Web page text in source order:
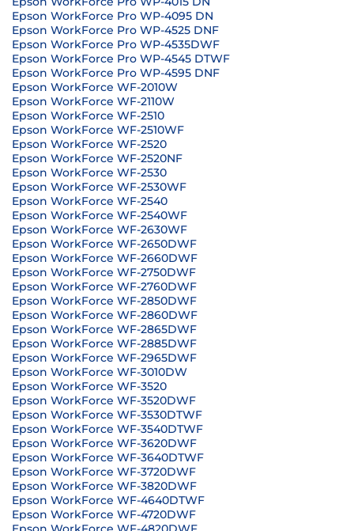
Epson WorkForce Pro WP-4095 DN
Epson WorkForce Pro WP-4525 DNF
Epson WorkForce Pro WP-4535DWF
Epson WorkForce Pro WP-4545 DTWF
Epson WorkForce Pro WP-4595 DNF
Epson WorkForce WF-2010W
Epson WorkForce WF-2110W
Epson WorkForce WF-2510
Epson WorkForce WF-2510WF
Epson WorkForce WF-2520
Epson WorkForce WF-2520NF
Epson WorkForce WF-2530
Epson WorkForce WF-2530WF
Epson WorkForce WF-2540
Epson WorkForce WF-2540WF
Epson WorkForce WF-2630WF
Epson WorkForce WF-2650DWF
Epson WorkForce WF-2660DWF
Epson WorkForce WF-2750DWF
Epson WorkForce WF-2760DWF
Epson WorkForce WF-2850DWF
Epson WorkForce WF-2860DWF
Epson WorkForce WF-2865DWF
Epson WorkForce WF-2885DWF
Epson WorkForce WF-2965DWF
Epson WorkForce WF-3010DW
Epson WorkForce WF-3520
Epson WorkForce WF-3520DWF
Epson WorkForce WF-3530DTWF
Epson WorkForce WF-3540DTWF
Epson WorkForce WF-3620DWF
Epson WorkForce WF-3640DTWF
Epson WorkForce WF-3720DWF
Epson WorkForce WF-3820DWF
Epson WorkForce WF-4640DTWF
Epson WorkForce WF-4720DWF